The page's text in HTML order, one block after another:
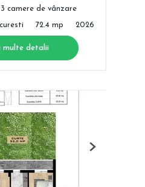
camere de vânzare
72.4 mp 2026
multe detalii
Next